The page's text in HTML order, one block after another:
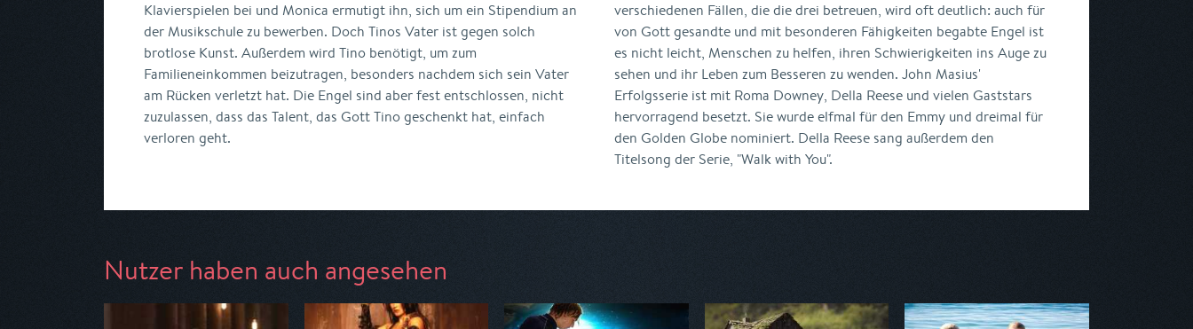
Klavierspielen bei und Monica ermutigt ihn, sich um ein Stipendium an
der Musikschule zu bewerben. Doch Tinos Vater ist gegen solch
brotlose Kunst. Außerdem wird Tino benötigt, um zum
Familieneinkommen beizutragen, besonders nachdem sich sein Vater
am Rücken verletzt hat. Die Engel sind aber fest entschlossen, nicht
zuzulassen, dass das Talent, das Gott Tino geschenkt hat, einfach
verloren geht.
verschiedenen Fällen, die die drei betreuen, wird oft deutlich: auch für
von Gott gesandte und mit besonderen Fähigkeiten begabte Engel ist
es nicht leicht, Menschen zu helfen, ihren Schwierigkeiten ins Auge zu
sehen und ihr Leben zum Besseren zu wenden. John Masius'
Erfolgsserie ist mit Roma Downey, Della Reese und vielen Gaststars
hervorragend besetzt. Sie wurde elfmal für den Emmy und dreimal für
den Golden Globe nominiert. Della Reese sang außerdem den
Titelsong der Serie, "Walk with You".
Nutzer haben auch angesehen